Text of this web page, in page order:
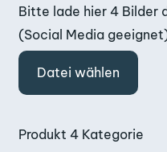
Bitte lade hier 4 Bilder
(Social Media
Datei wählen
Produkt 4 Kategorie